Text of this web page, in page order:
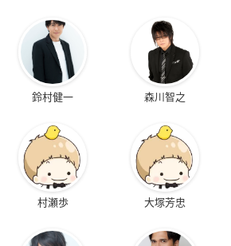
鈴村健一 森川智之
村瀬歩 大塚芳忠